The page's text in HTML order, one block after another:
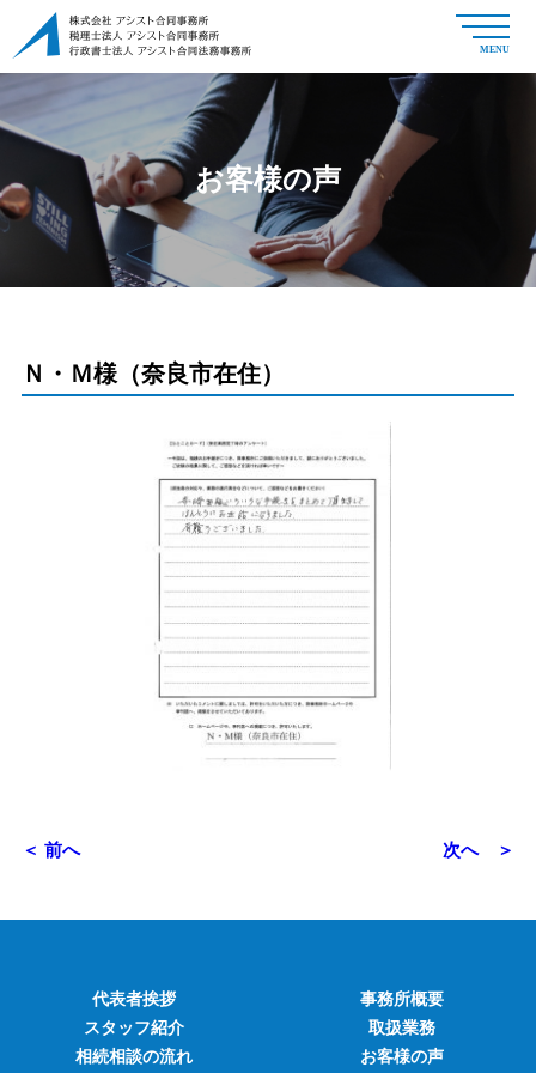
MENU
お客様の声
Ｎ・Ｍ様（奈良市在住）
＜ 前へ 次へ ＞
代表者挨拶
事務所概要
スタッフ紹介
取扱業務
相続相談の流れ
お客様の声